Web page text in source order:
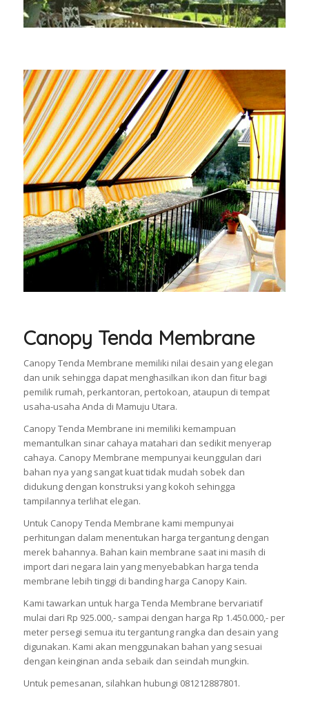
Canopy Tenda Membrane
Canopy Tenda Membrane memiliki nilai desain yang elegan
dan unik sehingga dapat menghasilkan ikon dan fitur bagi
pemilik rumah, perkantoran, pertokoan, ataupun di tempat
usaha-usaha Anda di Mamuju Utara.
Canopy Tenda Membrane ini memiliki kemampuan
memantulkan sinar cahaya matahari dan sedikit menyerap
cahaya. Canopy Membrane mempunyai keunggulan dari
bahan nya yang sangat kuat tidak mudah sobek dan
didukung dengan konstruksi yang kokoh sehingga
tampilannya terlihat elegan.
Untuk Canopy Tenda Membrane kami mempunyai
perhitungan dalam menentukan harga tergantung dengan
merek bahannya. Bahan kain membrane saat ini masih di
import dari negara lain yang menyebabkan harga tenda
membrane lebih tinggi di banding harga Canopy Kain.
Kami tawarkan untuk harga Tenda Membrane bervariatif
mulai dari Rp 925.000,- sampai dengan harga Rp 1.450.000,- per
meter persegi semua itu tergantung rangka dan desain yang
digunakan. Kami akan menggunakan bahan yang sesuai
dengan keinginan anda sebaik dan seindah mungkin.
Untuk pemesanan, silahkan hubungi 081212887801.